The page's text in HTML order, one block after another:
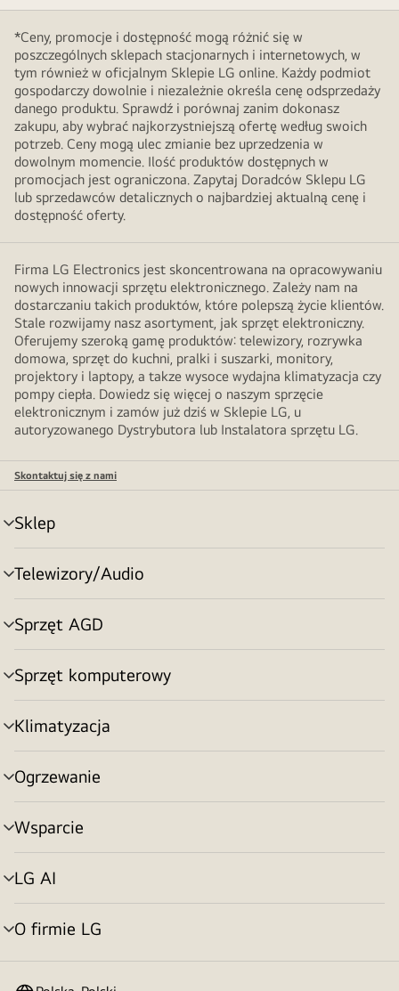
*Ceny, promocje i dostępność mogą różnić się w
poszczególnych sklepach stacjonarnych i internetowych, w
tym również w oficjalnym Sklepie LG online. Każdy podmiot
gospodarczy dowolnie i niezależnie określa cenę odsprzedaży
danego produktu. Sprawdź i porównaj zanim dokonasz
zakupu, aby wybrać najkorzystniejszą ofertę według swoich
potrzeb. Ceny mogą ulec zmianie bez uprzedzenia w
dowolnym momencie. Ilość produktów dostępnych w
promocjach jest ograniczona. Zapytaj Doradców Sklepu LG
lub sprzedawców detalicznych o najbardziej aktualną cenę i
dostępność oferty.
Firma LG Electronics jest skoncentrowana na opracowywaniu
nowych innowacji sprzętu elektronicznego. Zależy nam na
dostarczaniu takich produktów, które polepszą życie klientów.
Stale rozwijamy nasz asortyment, jak sprzęt elektroniczny.
Oferujemy szeroką gamę produktów: telewizory, rozrywka
domowa, sprzęt do kuchni, pralki i suszarki, monitory,
projektory i laptopy, a takze wysoce wydajna klimatyzacja czy
pompy ciepła. Dowiedz się więcej o naszym sprzęcie
elektronicznym i zamów już dziś w Sklepie LG, u
autoryzowanego Dystrybutora lub Instalatora sprzętu LG.
Skontaktuj się z nami
Sklep
Przełącznik
menu
Telewizory/Audio
Przełącznik
menu
Sprzęt AGD
Przełącznik
menu
Sprzęt komputerowy
Przełącznik
menu
Klimatyzacja
Przełącznik
menu
Ogrzewanie
Przełącznik
menu
Wsparcie
Przełącznik
menu
LG AI
Przełącznik
menu
O firmie LG
Przełącznik